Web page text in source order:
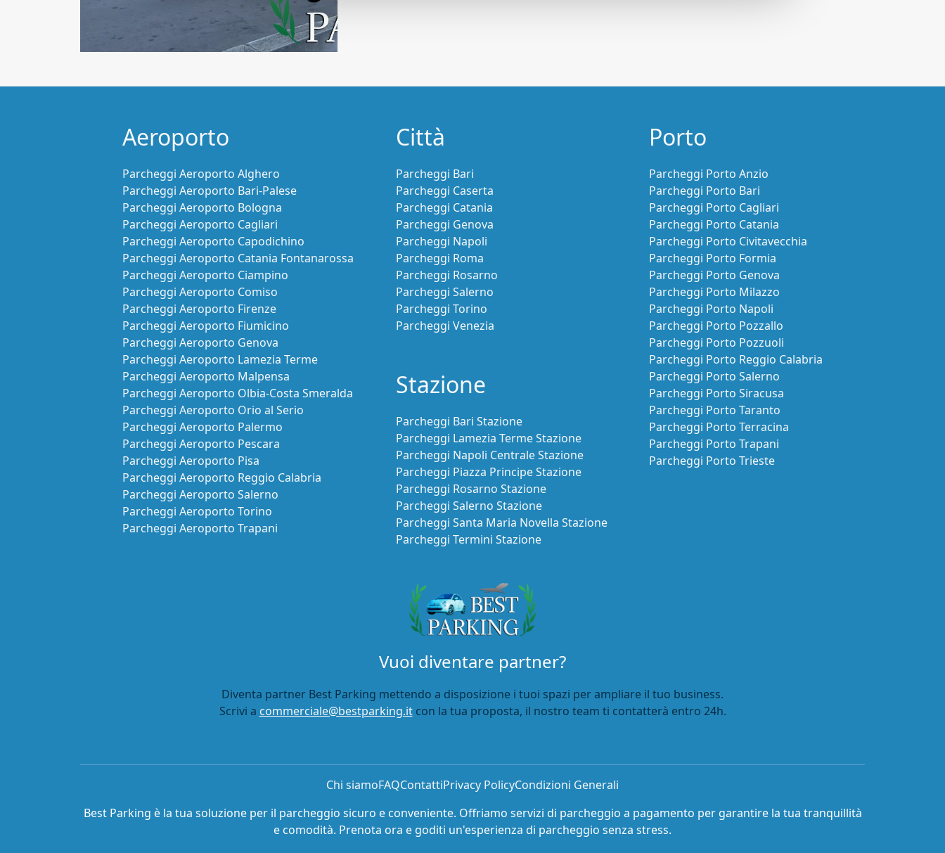
Aeroporto
Parcheggi Aeroporto Alghero
Parcheggi Aeroporto Bari-Palese
Parcheggi Aeroporto Bologna
Parcheggi Aeroporto Cagliari
Parcheggi Aeroporto Capodichino
Parcheggi Aeroporto Catania Fontanarossa
Parcheggi Aeroporto Ciampino
Parcheggi Aeroporto Comiso
Parcheggi Aeroporto Firenze
Parcheggi Aeroporto Fiumicino
Parcheggi Aeroporto Genova
Parcheggi Aeroporto Lamezia Terme
Parcheggi Aeroporto Malpensa
Parcheggi Aeroporto Olbia-Costa Smeralda
Parcheggi Aeroporto Orio al Serio
Parcheggi Aeroporto Palermo
Parcheggi Aeroporto Pescara
Parcheggi Aeroporto Pisa
Parcheggi Aeroporto Reggio Calabria
Parcheggi Aeroporto Salerno
Parcheggi Aeroporto Torino
Parcheggi Aeroporto Trapani
Città
Parcheggi Bari
Parcheggi Caserta
Parcheggi Catania
Parcheggi Genova
Parcheggi Napoli
Parcheggi Roma
Parcheggi Rosarno
Parcheggi Salerno
Parcheggi Torino
Parcheggi Venezia
Stazione
Parcheggi Bari Stazione
Parcheggi Lamezia Terme Stazione
Parcheggi Napoli Centrale Stazione
Parcheggi Piazza Principe Stazione
Parcheggi Rosarno Stazione
Parcheggi Salerno Stazione
Parcheggi Santa Maria Novella Stazione
Parcheggi Termini Stazione
Porto
Parcheggi Porto Anzio
Parcheggi Porto Bari
Parcheggi Porto Cagliari
Parcheggi Porto Catania
Parcheggi Porto Civitavecchia
Parcheggi Porto Formia
Parcheggi Porto Genova
Parcheggi Porto Milazzo
Parcheggi Porto Napoli
Parcheggi Porto Pozzallo
Parcheggi Porto Pozzuoli
Parcheggi Porto Reggio Calabria
Parcheggi Porto Salerno
Parcheggi Porto Siracusa
Parcheggi Porto Taranto
Parcheggi Porto Terracina
Parcheggi Porto Trapani
Parcheggi Porto Trieste
Vuoi diventare partner?
Diventa partner Best Parking mettendo a disposizione i tuoi spazi per ampliare il tuo business.
Scrivi a commerciale@bestparking.itcon la tua proposta, il nostro team ti contatterà entro 24h.
Chi siamoFAQContattiPrivacy PolicyCondizioni Generali
Best Parking è la tua soluzione per il parcheggio sicuro e conveniente. Offriamo servizi di parcheggio a pagamento per garantire la tua tranquillità
e comodità. Prenota ora e goditi un'esperienza di parcheggio senza stress.